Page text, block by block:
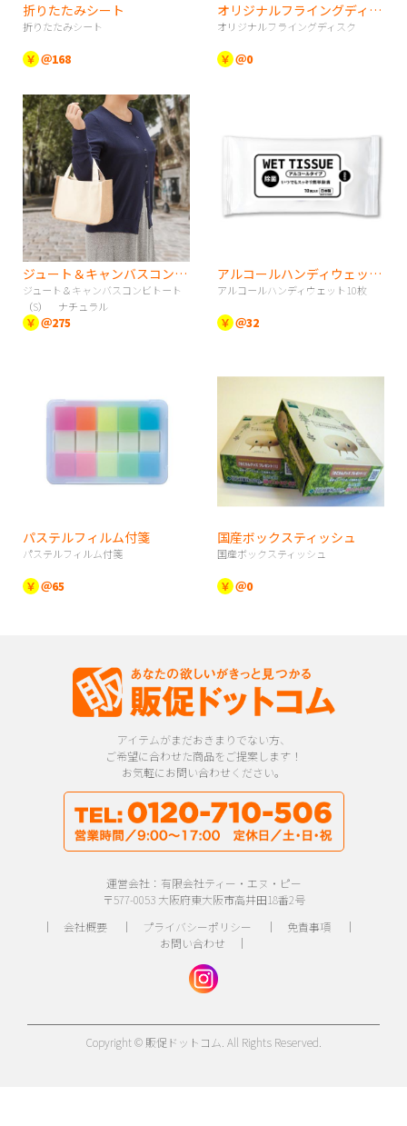
折りたたみシート
折りたたみシート
￥ ＠168
オリジナルフライングディスク
オリジナルフライングディスク
￥ ＠0
ジュート＆キャンバスコンビトート（S） ナチュラル
ジュート＆キャンバスコンビトート
（S） ナチュラル
￥ ＠275
アルコールハンディウェット10枚
アルコールハンディウェット10枚
￥ ＠32
パステルフィルム付箋
パステルフィルム付箋
￥ ＠65
国産ボックスティッシュ
国産ボックスティッシュ
￥ ＠0
アイテムがまだおきまりでない方、
ご希望に合わせた商品をご提案します！
お気軽にお問い合わせください。
運営会社：有限会社ティー・エヌ・ピー
〒577-0053 大阪府東大阪市高井田18番2号
｜ 会社概要｜ プライバシーポリシー ｜ 免責事項｜
お問い合わせ ｜
Copyright © 販促ドットコム. All Rights Reserved.